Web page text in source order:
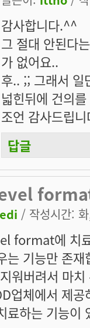
감사합니다.^^
그 절대 안된다
가 없어요..
후.. ;; 그래서 일
넓힌뒤에 건의
조언 감사드립
답글
/ 작성시간:
format에 치
는 기능만 존
워버려서 마
업체에서 제
료하는 기능이